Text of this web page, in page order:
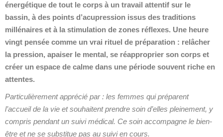
énergétique de tout le corps à un travail attentif sur le
bassin, à des points d’acupression issus des traditions
millénaires et à la stimulation de zones réflexes. Une heure
vingt pensée comme un vrai rituel de préparation : relâcher
la pression, apaiser le mental, se réapproprier son corps et
créer un espace de calme dans une période souvent riche en
attentes.
Particulièrement apprécié par : les femmes qui préparent
l’accueil de la vie et souhaitent prendre soin d’elles pleinement, y
compris pendant un suivi médical. Ce soin accompagne le bien-
être et ne se substitue pas au suivi en cours.